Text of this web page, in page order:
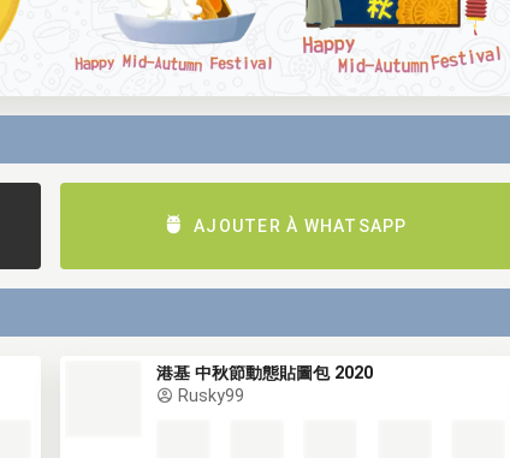
AJOUTER À WHATSAPP
港基 中秋節動態貼圖包 2020
Rusky99